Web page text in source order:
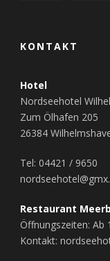
KONTAKT
Hotel
Nordseehotel
Zum Ölhafen 205
26384
Tel: 04421 / 9650
Restaurant
Öffnungszeiten: Ab
Kontakt: